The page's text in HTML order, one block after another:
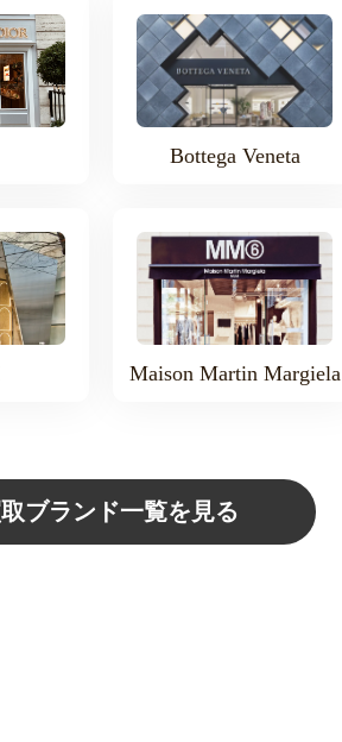
Bottega Veneta
Maison Martin Margiela
ブランド一覧を見る